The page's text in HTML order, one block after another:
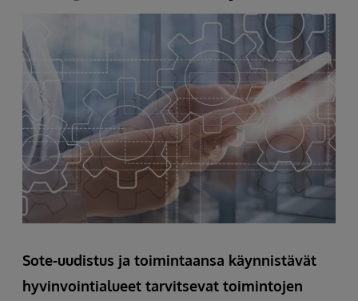
Sote-uudistus ja toimintaansa käynnistävät
hyvinvointialueet tarvitsevat toimintojen